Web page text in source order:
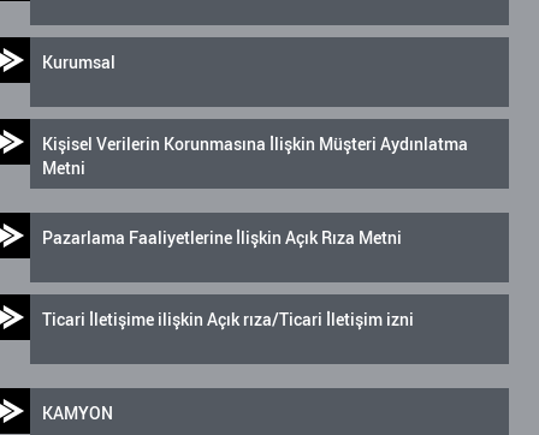
Kurumsal
Kişisel Verilerin Korunmasına İlişkin Müşteri Aydınlatma
Metni
Pazarlama Faaliyetlerine İlişkin Açık Rıza Metni
Ticari İletişime ilişkin Açık rıza/Ticari İletişim izni
KAMYON